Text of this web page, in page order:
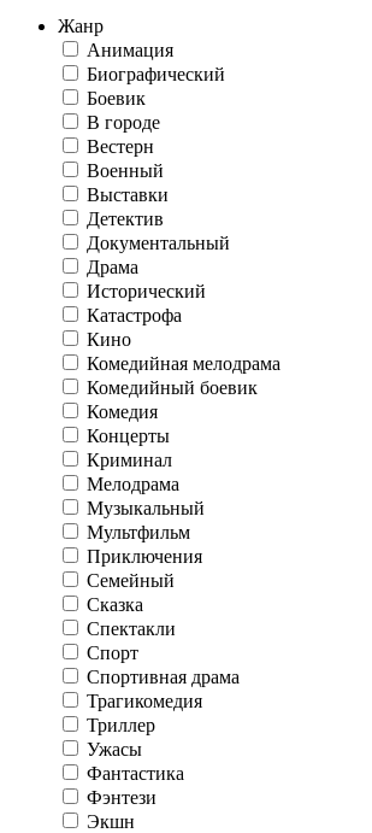
Жанр
Анимация
Биографический
Боевик
В городе
Вестерн
Военный
Выставки
Детектив
Документальный
Драма
Исторический
Катастрофа
Кино
Комедийная мелодрама
Комедийный боевик
Комедия
Концерты
Криминал
Мелодрама
Музыкальный
Мультфильм
Приключения
Семейный
Сказка
Спектакли
Спорт
Спортивная драма
Трагикомедия
Триллер
Ужасы
Фантастика
Фэнтези
Экшн